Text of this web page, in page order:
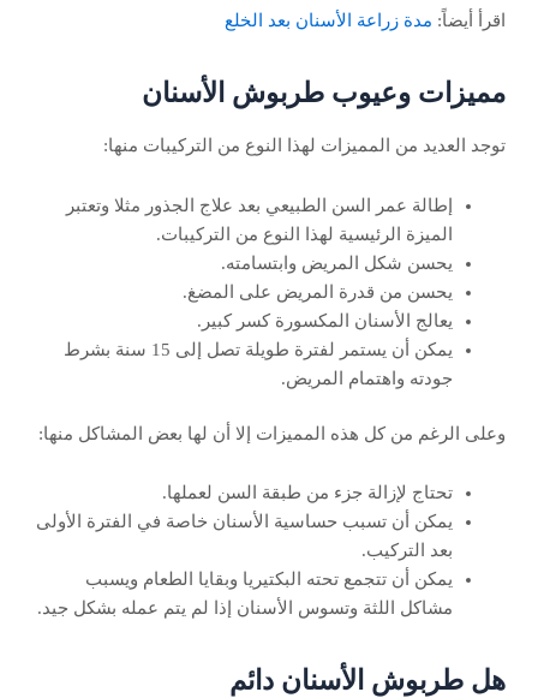
اقرأ أيضاً: مدة زراعة الأسنان بعد الخلع
مميزات وعيوب طربوش الأسنان
توجد العديد من المميزات لهذا النوع من التركيبات منها:
إطالة عمر السن الطبيعي بعد علاج الجذور مثلا وتعتبر
الميزة الرئيسية لهذا النوع من التركيبات.
يحسن شكل المريض وابتسامته.
يحسن من قدرة المريض على المضغ.
يعالج الأسنان المكسورة كسر كبير.
يمكن أن يستمر لفترة طويلة تصل إلى 15 سنة بشرط
جودته واهتمام المريض.
وعلى الرغم من كل هذه المميزات إلا أن لها بعض المشاكل منها:
تحتاج لإزالة جزء من طبقة السن لعملها.
يمكن أن تسبب حساسية الأسنان خاصة في الفترة الأولى
بعد التركيب.
يمكن أن تتجمع تحته البكتيريا وبقايا الطعام ويسبب
مشاكل اللثة وتسوس الأسنان إذا لم يتم عمله بشكل جيد.
هل طربوش الأسنان دائم